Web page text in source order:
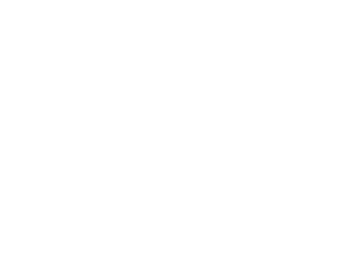
vor, du nimmst Platz an einem stilvoll
Kein flackernder Schein. Nur du, deine
ungewöhnlich klingt, wird binnen
Geschmack, Geruch, Tastsinn und
ehrlicher. Du konzentrierst dich voll und
ist mehr als ein
begibst du dich bewusst in absolute
Abend und serviert dir ein